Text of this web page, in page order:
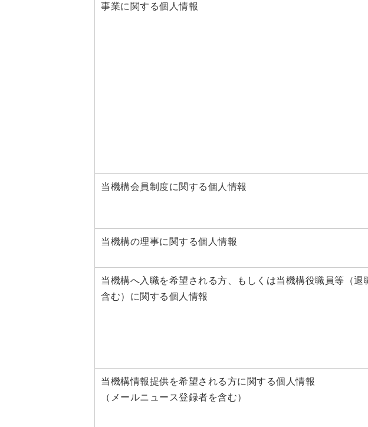
事業に関する個人情報
当機構会員制度に関する個人情報
当機構の理事に関する個人情報
当機構へ入職を希望される方、もしくは当機構役職員等（退
含む）に関する個人情報
当機構情報提供を希望される方に関する個人情報
（メールニュース登録者を含む）